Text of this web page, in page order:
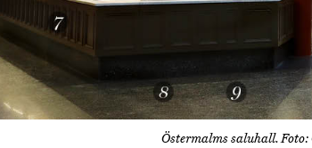
Östermalms saluhall.